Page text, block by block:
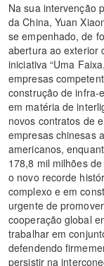
Na sua intervenção
da China, Yuan
se empenhado, de
abertura ao exterior
iniciativa “Uma
empresas
construção de infra-
em matéria de
novos contratos de
empresas chinesas
americanos,
178,8 mil milhões
o novo recorde
complexo e em
urgente de
cooperação global
trabalhar em
defendendo
persistir na